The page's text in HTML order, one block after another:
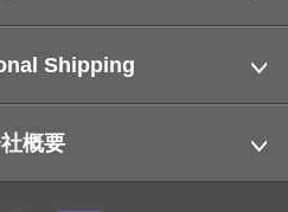
Shipping
概要